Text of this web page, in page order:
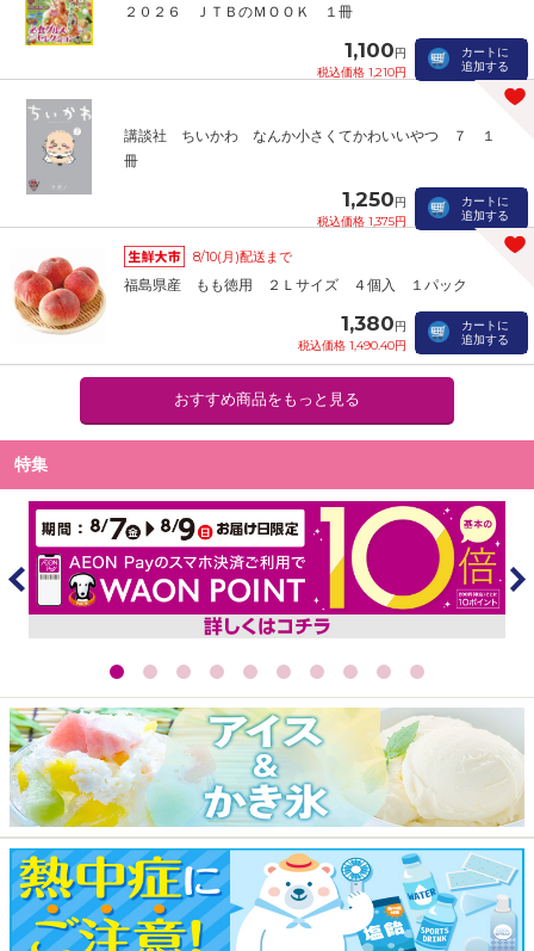
２０２６ ＪＴＢのＭＯＯＫ １冊
1,100円
税込価格 1,210円
カートに
追加する
講談社 ちいかわ なんか小さくてかわいいやつ ７ １
冊
1,250円
税込価格 1,375円
カートに
追加する
8/10(月)配送まで
福島県産 もも徳用 ２Ｌサイズ ４個入 １パック
1,380円
税込価格 1,490.40円
カートに
追加する
おすすめ商品をもっと見る
特集